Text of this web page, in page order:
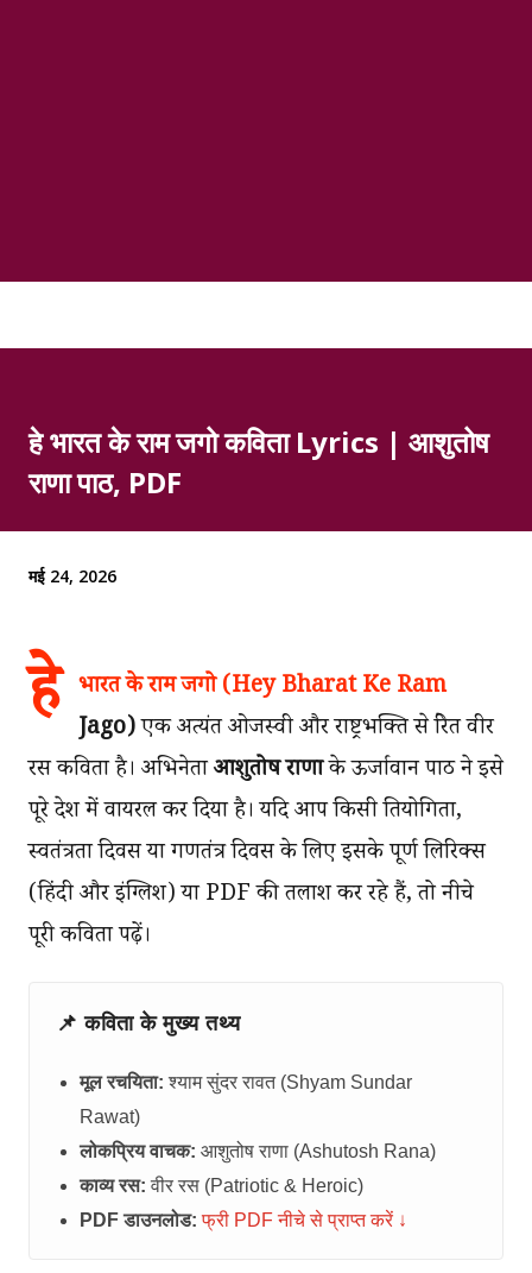
हे भारत के राम जगो कविता Lyrics | आशुतोष
राणा पाठ, PDF
मई 24, 2026
हे भारत के राम जगो (Hey Bharat Ke Ram
Jago)एक अत्यंत ओजस्वी और राष्ट्रभक्ति से प्रेरित वीर
रस कविता है। अभिनेताआशुतोष राणाके ऊर्जावान पाठ ने इसे
पूरे देश में वायरल कर दिया है। यदि आप किसी प्रतियोगिता,
स्वतंत्रता दिवस या गणतंत्र दिवस के लिए इसके पूर्ण लिरिक्स
(हिंदी और इंग्लिश) या PDF की तलाश कर रहे हैं, तो नीचे
पूरी कविता पढ़ें।
📌 कविता के मुख्य तथ्य
मूल रचयिता: श्याम सुंदर रावत (Shyam Sundar
Rawat)
लोकप्रिय वाचक: आशुतोष राणा (Ashutosh Rana)
काव्य रस: वीर रस (Patriotic & Heroic)
PDF डाउनलोड: फ्री PDF नीचे से प्राप्त करें ↓